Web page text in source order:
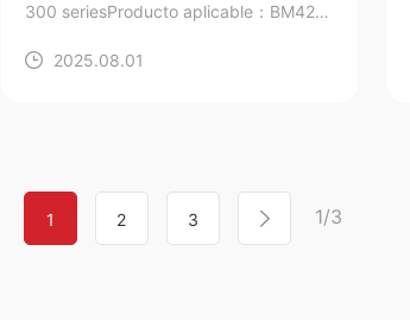
300 seriesProducto aplicable：BM420
00DN2025.08.01
1 2 3 1/3